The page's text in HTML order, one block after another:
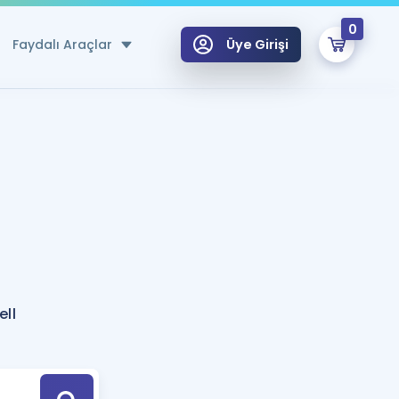
Faydalı Araçlar
Hesaplama Aracı
için Öneriler
Tek Takvimde
Üye Girişi
0
Hoca ile seni sınava hazırlayacak onlarca eğitim seni bekliyor!